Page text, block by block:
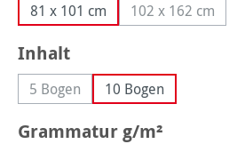
81 x 101 cm 102 x 162 cm
(Diese
Inhaltauswählen
5 Bogen(Diese Option ist zurzeit nicht
10 Bogen
Grammatur g/m²